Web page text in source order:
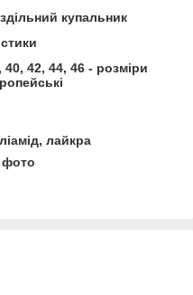
купальник
40, 42, 44, 46 - розміри
лайкра
фото